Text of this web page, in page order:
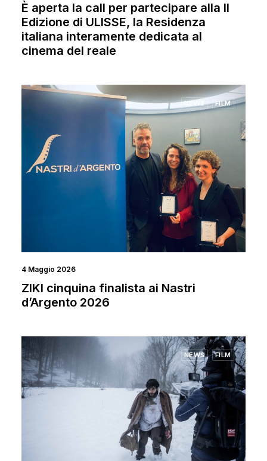
È aperta la call per partecipare alla II
Edizione di ULISSE, la Residenza
italiana interamente dedicata al
cinema del reale
NEWS FILM
4 Maggio 2026
ZIKI cinquina finalista ai Nastri
d’Argento 2026
NEWS FILM